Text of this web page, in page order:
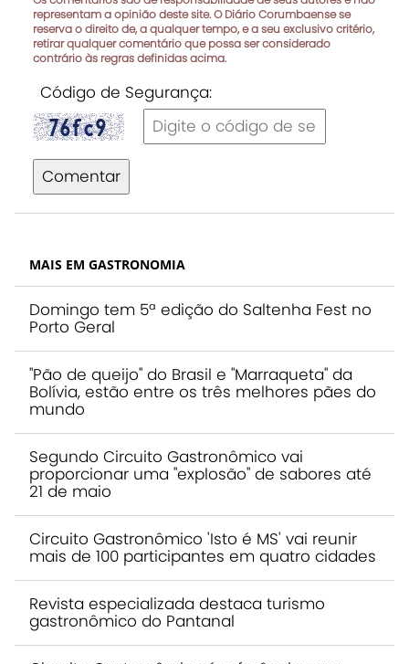
representam a opinião deste site. O Diário Corumbaense se
reserva o direito de, a qualquer tempo, e a seu exclusivo critério,
retirar qualquer comentário que possa ser considerado
contrário às regras definidas acima.
Código de Segurança:
Comentar
MAIS EM GASTRONOMIA
Domingo tem 5ª edição do Saltenha Fest no
Porto Geral
"Pão de queijo" do Brasil e "Marraqueta" da
Bolívia, estão entre os três melhores pães do
mundo
Segundo Circuito Gastronômico vai
proporcionar uma "explosão" de sabores até
21 de maio
Circuito Gastronômico 'Isto é MS' vai reunir
mais de 100 participantes em quatro cidades
Revista especializada destaca turismo
gastronômico do Pantanal